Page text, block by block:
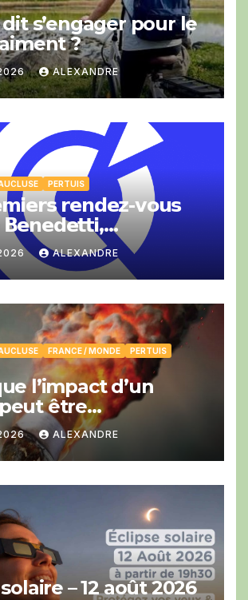
s’engager pour le
?
ALEXANDRE
PERTUIS
𝗿𝗲𝗻𝗱𝗲𝘇-𝘃𝗼𝘂𝘀
𝗱𝗲 𝗹𝗮 𝗖𝗖𝗜 𝗱𝗲
ALEXANDRE
FRANCE / MONDE
PERTUIS
l’impact d’un
être
cet été.
ALEXANDRE
– 12 août 2026